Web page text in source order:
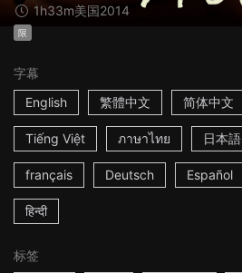
1h33m美国2014
限
字幕
English
繁體中文 简体中文
Tiếng Việt ภาษาไทย 日本語
français Deutsch Español
हिन्दी
标签